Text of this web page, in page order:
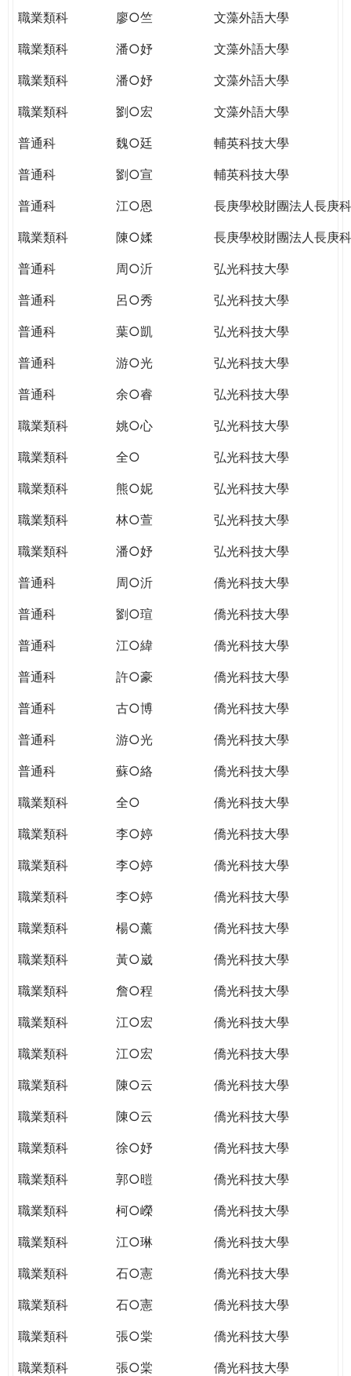
職業類科 廖○竺
文藻外語大學
職業類科
潘○妤
文藻外語大學
職業類科
潘○妤
文藻外語大學
職業類科
劉○宏
文藻外語大學
普通科
魏○廷
輔英科技大學
普通科
劉○宣
輔英科技大學
普通科
江○恩
長庚學校財團法人長庚
職業類科
陳○媃
長庚學校財團法人長庚
普通科
周○沂
弘光科技大學
普通科
呂○秀
弘光科技大學
普通科
葉○凱
弘光科技大學
普通科
游○光
弘光科技大學
普通科
余○睿
弘光科技大學
職業類科
姚○心
弘光科技大學
職業類科
全○
弘光科技大學
職業類科
熊○妮
弘光科技大學
職業類科
林○萱
弘光科技大學
職業類科
潘○妤
弘光科技大學
普通科
周○沂
僑光科技大學
普通科
劉○瑄
僑光科技大學
普通科
江○緯
僑光科技大學
普通科
許○豪
僑光科技大學
普通科
古○博
僑光科技大學
普通科
游○光
僑光科技大學
普通科
蘇○絡
僑光科技大學
職業類科
全○
僑光科技大學
職業類科
李○婷
僑光科技大學
職業類科
李○婷
僑光科技大學
職業類科
李○婷
僑光科技大學
職業類科
楊○薰
僑光科技大學
職業類科
黃○崴
僑光科技大學
職業類科
詹○程
僑光科技大學
職業類科
江○宏
僑光科技大學
職業類科
江○宏
僑光科技大學
職業類科
陳○云
僑光科技大學
職業類科
陳○云
僑光科技大學
職業類科
徐○妤
僑光科技大學
職業類科
郭○暟
僑光科技大學
職業類科
柯○嶸
僑光科技大學
職業類科
江○琳
僑光科技大學
職業類科
石○憲
僑光科技大學
職業類科
石○憲
僑光科技大學
職業類科
張○棠
僑光科技大學
職業類科
張○棠
僑光科技大學